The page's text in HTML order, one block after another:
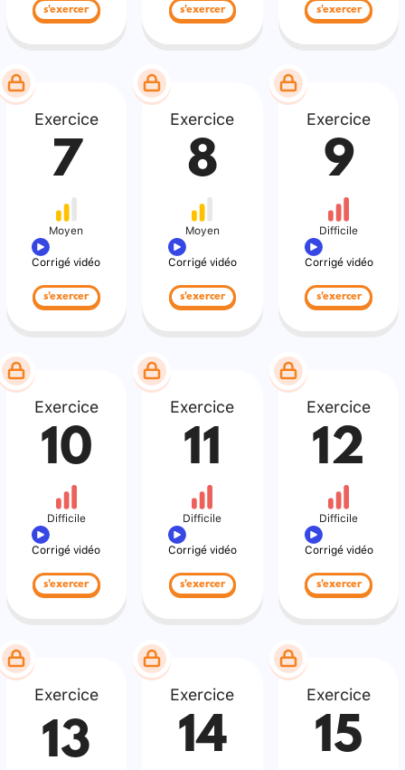
s'exercer s'exercer s'exercer
Exercice
7
Moyen
Corrigé vidéo
s'exercer
Exercice
8
Moyen
Corrigé vidéo
s'exercer
Exercice
9
Difficile
Corrigé vidéo
s'exercer
Exercice
10
Difficile
Corrigé vidéo
s'exercer
Exercice
11
Difficile
Corrigé vidéo
s'exercer
Exercice
12
Difficile
Corrigé vidéo
s'exercer
Exercice
13
Exercice
14
Exercice
15